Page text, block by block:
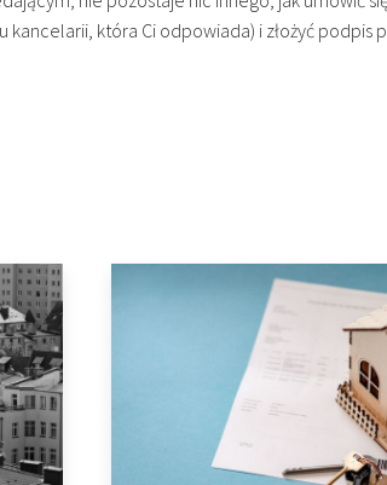
która Ci odpowiada) i złożyć podpis